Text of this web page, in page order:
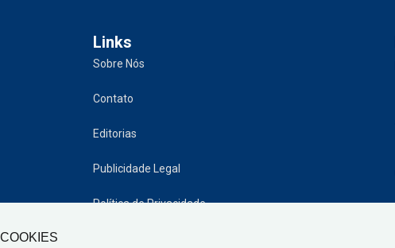
Links
Sobre Nós
Contato
Editorias
Publicidade Legal
Política de Privacidade